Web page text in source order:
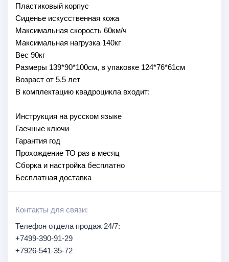
Пластиковый корпус
Сиденье искусственная кожа
Максимальная скорость 60км/ч
Максимальная нагрузка 140кг
Вес 90кг
Размеры 139*90*100см, в упаковке 124*76*61см
Возраст от 5.5 лет
В комплектацию квадроцикла входит:
Инструкция на русском языке
Гаечные ключи
Гарантия год
Прохождение ТО раз в месяц
Сборка и настройка бесплатно
Бесплатная доставка
Контакты для связи:
Телефон отдела продаж 24/7:
+7499-390-91-29
+7926-541-35-72